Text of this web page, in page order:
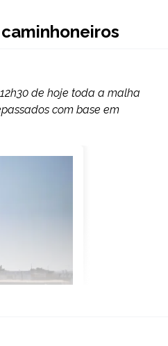
de hoje toda a malha
com base em